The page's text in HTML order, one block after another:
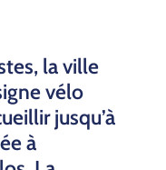
la ville
vélo
jusqu’à
à